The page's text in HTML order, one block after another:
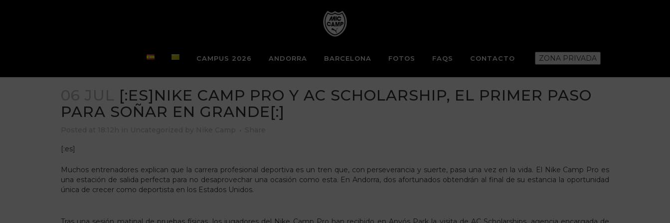
CAMPUS 2026 ANDORRA BARCELONA FOTOS FAQS CONTACTO ZONA PRIVADA
[:ES]NIKE CAMP PRO Y AC SCHOLARSHIP, EL PRIMER PASO
PARA SOÑAR EN GRANDE[:]
[:es]
Muchos entrenadores explican que la carrera profesional deportiva es un tren que, con perseverancia y suerte, pasa una vez en la vida. El Nike Camp Pro es
una estación de salida perfecta para no desaprovechar una ocasión como esta. En Andorra, dos afortunados obtendrán al final de su estancia la oportunidad
única de crecer como deportista en los Estados Unidos.